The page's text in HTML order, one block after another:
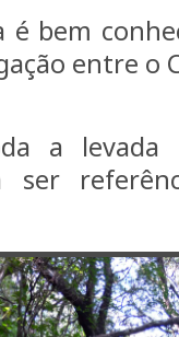
é bem
entre o
a
ser